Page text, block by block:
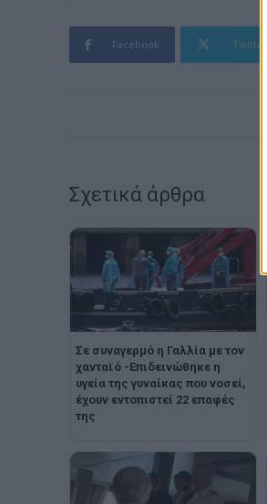
Facebook Twitter
Σχετικά άρθρα
Σε συναγερμό η Γαλλία με τον
χανταϊό -Επιδεινώθηκε η
υγεία της γυναίκας που νοσεί,
έχουν εντοπιστεί 22 επαφές
της